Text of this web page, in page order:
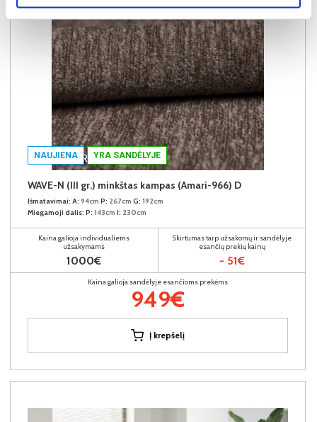
NAUJIENA YRA SANDĖLYJE
WAVE-N (III gr.) minkštas kampas (Amari-966) D
Išmatavimai: A: 94cm P: 267cm G: 192cm
Miegamoji dalis: P: 143cm I: 230cm
Kaina galioja individualiems
užsakymams
1000€
Skirtumas tarp užsakomų ir sandėlyje
esančių prekių kainų
- 51€
Kaina galioja sandėlyje esančioms prekėms
949€
Į krepšelį